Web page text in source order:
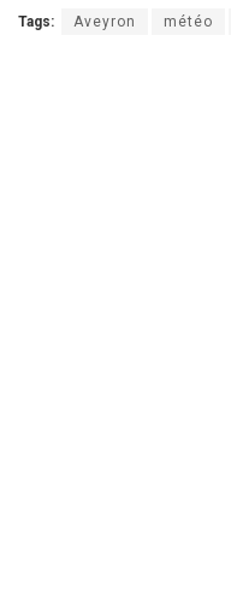
Tags: Aveyron météo